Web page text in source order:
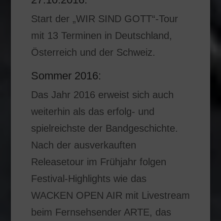
Start der „WIR SIND GOTT“-Tour
mit 13 Terminen in Deutschland,
Österreich und der Schweiz.
Sommer 2016:
Das Jahr 2016 erweist sich auch
weiterhin als das erfolg- und
spielreichste der Bandgeschichte.
Nach der ausverkauften
Releasetour im Frühjahr folgen
Festival-Highlights wie das
WACKEN OPEN AIR mit Livestream
beim Fernsehsender ARTE, das